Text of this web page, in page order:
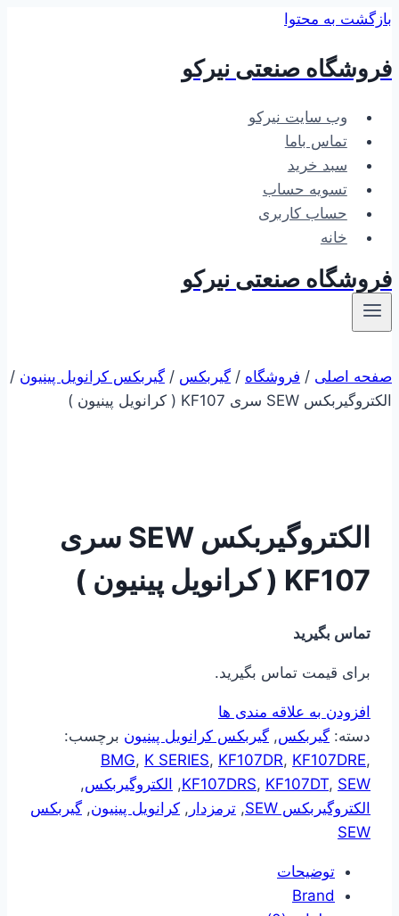
بازگشت به محتوا
فروشگاه صنعتی نیرکو
وب سایت نیرکو
تماس باما
سبد خرید
تسویه حساب
حساب کاربری
خانه
فروشگاه صنعتی نیرکو
صفحه اصلی / فروشگاه / گیربکس / گیربکس کرانویل پینیون /
الکتروگیربکس SEW سری KF107 ( کرانویل پینیون )
الکتروگیربکس SEW سری
KF107 ( کرانویل پینیون )
تماس بگیرید
برای قیمت تماس بگیرید.
افزودن به علاقه مندی ها
دسته: گیربکس, گیربکس کرانویل پینیون برچسب:
BMG, K SERIES, KF107DR, KF107DRE,
KF107DRS, KF107DT, SEW
, الکتروگیربکس,
الکتروگیربکس SEW
, ترمزدار , کرانویل پینیون, گیربکس
SEW
توضیحات
Brand